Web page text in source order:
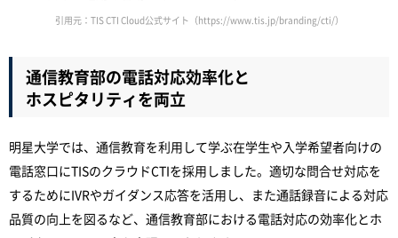
引用元：TIS CTI Cloud公式サイト（https://www.tis.jp/branding/cti/）
通信教育部の電話対応効率化と
ホスピタリティを両立
明星大学では、通信教育を利用して学ぶ在学生や入学希望者向けの
電話窓口にTISのクラウドCTIを採用しました。適切な問合せ対応を
するためにIVRやガイダンス応答を活用し、また通話録音による対応
品質の向上を図るなど、通信教育部における電話対応の効率化とホ